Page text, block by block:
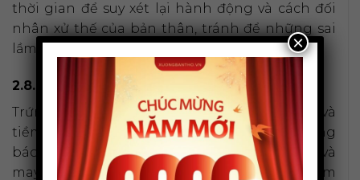
thời gian để suy xét lại hành động và cách đối
nhân xử thế của bản thân, tránh để những sai
lầm nhỏ gây ra hậu quả lớn và đáng tiếc.
2.8. Chiêm bao thấy bồ câu đẻ trứng
Trứng là biểu tượng của sự sống, sự khởi đầu và
tiềm năng. Vì vậy, giấc mơ thấy bồ câu đẻ trứng
báo hiệu một sự khởi đầu mới đầy hy vọng và
may mắn đang đến với bạn. Đây là thời điểm
×